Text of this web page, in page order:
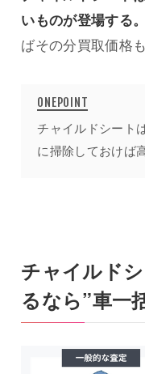
いものが登場する。
ばその分買取価格
チャイルドシート
に掃除しておけば
チャイルド
るなら”車一